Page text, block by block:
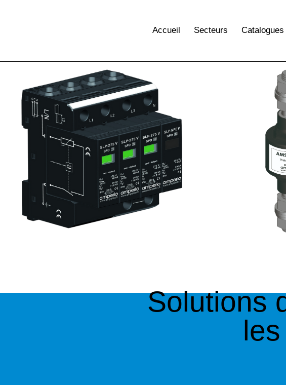
Accueil Secteurs Catalogues
Solutions